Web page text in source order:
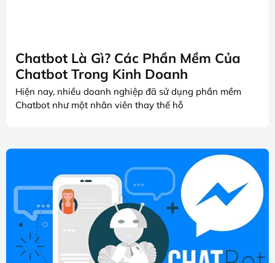
Chatbot Là Gì? Các Phần Mềm Của
Chatbot Trong Kinh Doanh
Hiện nay, nhiều doanh nghiệp đã sử dụng phần mềm
Chatbot như một nhân viên thay thế hỗ